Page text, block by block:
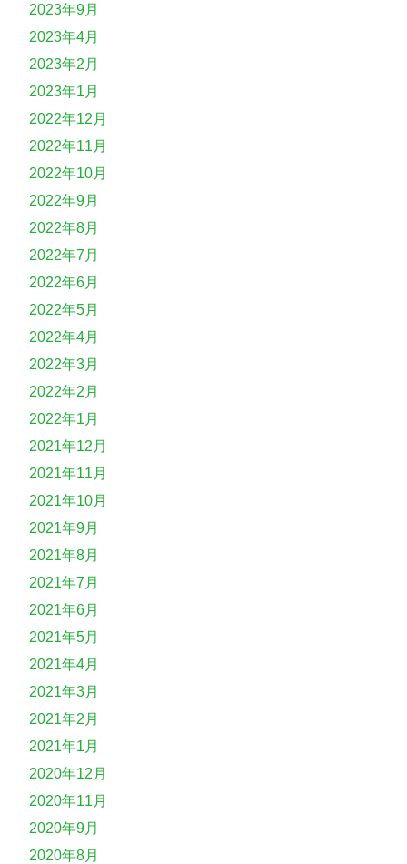
2023年9月
2023年4月
2023年2月
2023年1月
2022年12月
2022年11月
2022年10月
2022年9月
2022年8月
2022年7月
2022年6月
2022年5月
2022年4月
2022年3月
2022年2月
2022年1月
2021年12月
2021年11月
2021年10月
2021年9月
2021年8月
2021年7月
2021年6月
2021年5月
2021年4月
2021年3月
2021年2月
2021年1月
2020年12月
2020年11月
2020年9月
2020年8月